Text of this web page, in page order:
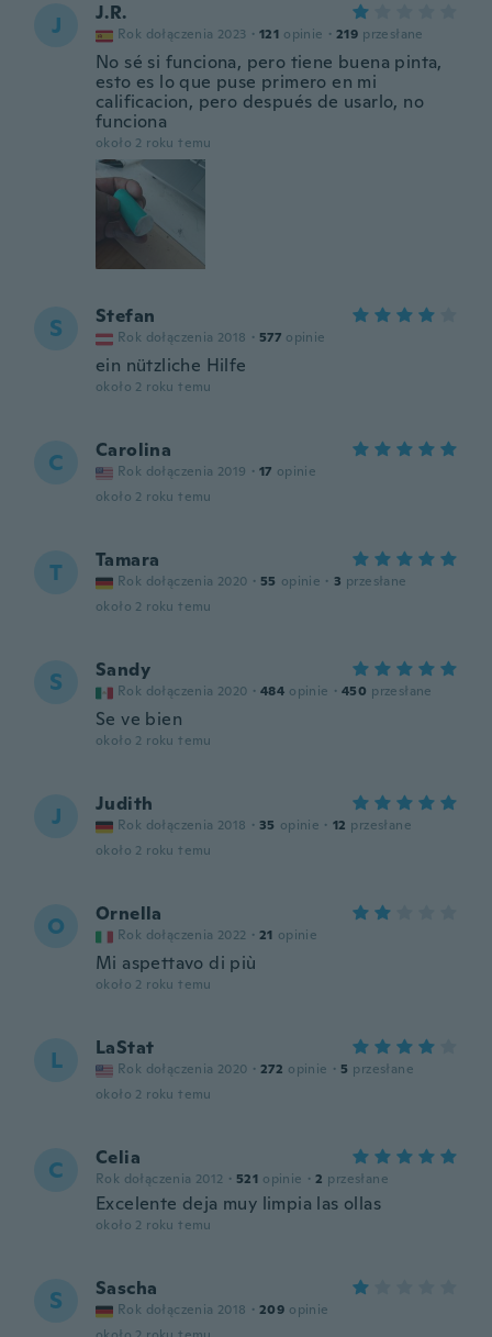
J J.R.
Rok dołączenia 2023 · 121 opinie · 219 przesłane
No sé si funciona, pero tiene buena pinta,
esto es lo que puse primero en mi
calificacion, pero después de usarlo, no
funciona
około 2 roku temu
S Stefan
Rok dołączenia 2018 · 577 opinie
ein nützliche Hilfe
około 2 roku temu
C Carolina
Rok dołączenia 2019 · 17 opinie
około 2 roku temu
T Tamara
Rok dołączenia 2020 · 55 opinie · 3 przesłane
około 2 roku temu
S Sandy
Rok dołączenia 2020 · 484 opinie · 450 przesłane
Se ve bien
około 2 roku temu
J Judith
Rok dołączenia 2018 · 35 opinie · 12 przesłane
około 2 roku temu
O Ornella
Rok dołączenia 2022 · 21 opinie
Mi aspettavo di più
około 2 roku temu
L LaStat
Rok dołączenia 2020 · 272 opinie · 5 przesłane
około 2 roku temu
C Celia
Rok dołączenia 2012 · 521 opinie · 2 przesłane
Excelente deja muy limpia las ollas
około 2 roku temu
S Sascha
Rok dołączenia 2018 · 209 opinie